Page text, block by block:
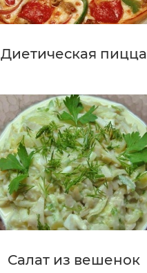
Диетическая пицца
Салат из вешенок